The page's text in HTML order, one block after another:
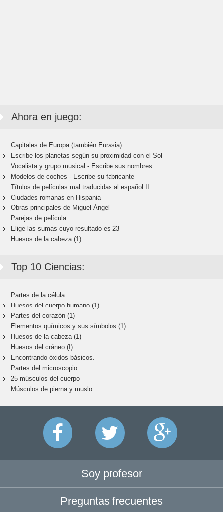
Ahora en juego:
Capitales de Europa (también Eurasia)
Escribe los planetas según su proximidad con el Sol
Vocalista y grupo musical - Escribe sus nombres
Modelos de coches - Escribe su fabricante
Títulos de películas mal traducidas al español II
Ciudades romanas en Hispania
Obras principales de Miguel Ángel
Parejas de película
Elige las sumas cuyo resultado es 23
Huesos de la cabeza (1)
Top 10 Ciencias:
Partes de la célula
Huesos del cuerpo humano (1)
Partes del corazón (1)
Elementos químicos y sus símbolos (1)
Huesos de la cabeza (1)
Huesos del cráneo (I)
Encontrando óxidos básicos.
Partes del microscopio
25 músculos del cuerpo
Músculos de pierna y muslo
Soy profesor
Preguntas frecuentes